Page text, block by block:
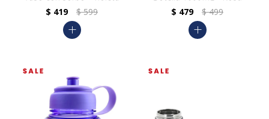
$ 419 $ 599
add
$ 479 $ 499
add